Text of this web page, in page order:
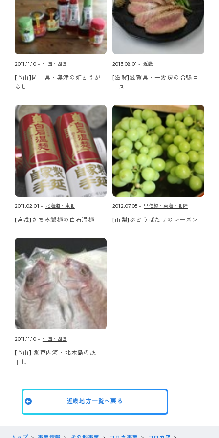
2011.11.10 中国・四国
[岡山]岡山県・奥津の姫とうが
らし
2013.08.01 近畿
[滋賀]滋賀県・一湖房の合鴨ロ
ース
2011.02.01 北海道・東北
[宮城]きちみ製麺の白石温麺
2012.07.05 甲信越・東海・北陸
[山梨]ぶどうばたけのレーズン
2011.11.10 中国・四国
[岡山] 瀬戸内海・北木島の灰
干し
近畿地方一覧へ戻る